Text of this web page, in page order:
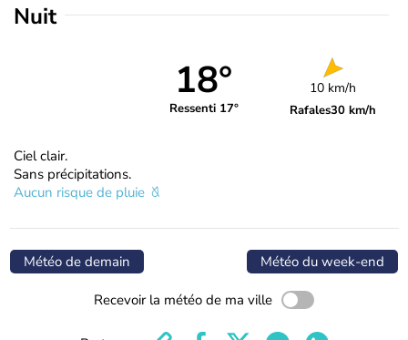
Nuit
18°
Ressenti 17°
10 km/h
Rafales30 km/h
Ciel clair.
Sans précipitations.
Aucun risque de pluie
Météo de demain Météo du week-end
Recevoir la météo de ma ville